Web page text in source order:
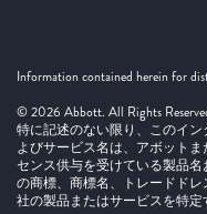
Information contained herein for
© 2026 Abbott. All Rights
特に記述のない限り、このイ
よびサービス名は、アボット
センス供与を受けている製品
の商標、商標名、トレードド
社の製品またはサービスを特定